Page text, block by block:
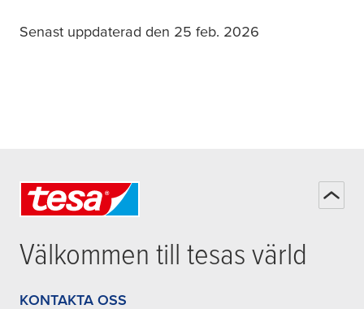
Senast uppdaterad den 25 feb. 2026
Välkommen till tesas värld
KONTAKTA OSS